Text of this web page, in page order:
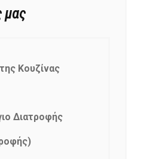
μας
Κουζίνας
Διατροφής